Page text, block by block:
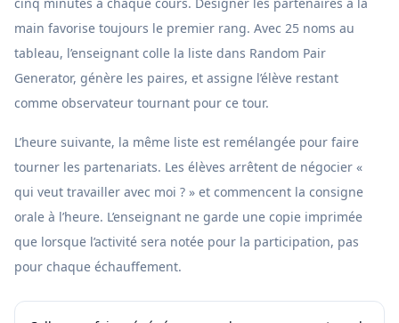
main favorise toujours le premier rang. Avec 25 noms au
tableau, l’enseignant colle la liste dans Random Pair
Generator, génère les paires, et assigne l’élève restant
comme observateur tournant pour ce tour.
L’heure suivante, la même liste est remélangée pour faire
tourner les partenariats. Les élèves arrêtent de négocier «
qui veut travailler avec moi ? » et commencent la consigne
orale à l’heure. L’enseignant ne garde une copie imprimée
que lorsque l’activité sera notée pour la participation, pas
pour chaque échauffement.